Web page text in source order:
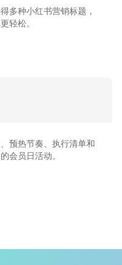
多种小红书营销标题，
轻松。
预热节奏、执行清单和
会员日活动。